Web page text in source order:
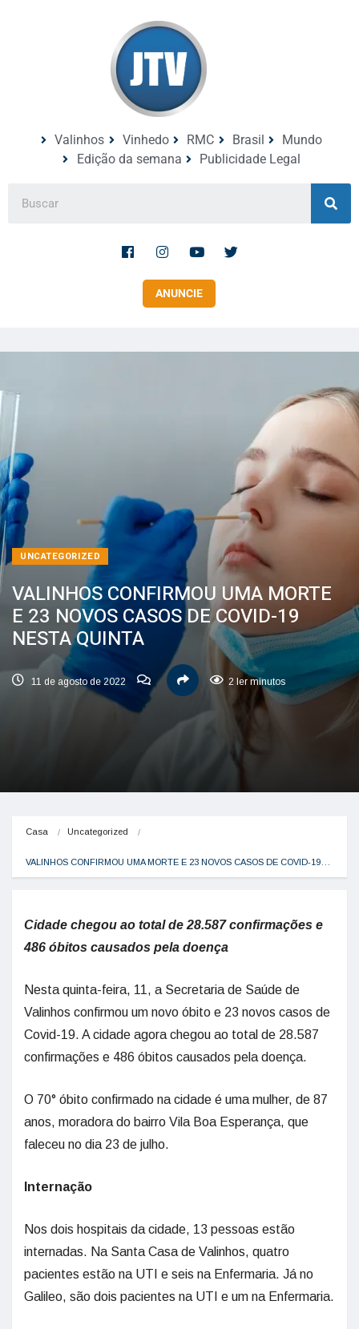
Valinhos Vinhedo RMC Brasil
Mundo
Edição da semana
Publicidade Legal
ANUNCIE
UNCATEGORIZED
VALINHOS CONFIRMOU UMA MORTE
E 23 NOVOS CASOS DE COVID-19
NESTA QUINTA
11 de agosto de 2022 2 ler minutos
Casa Uncategorized
VALINHOS CONFIRMOU UMA MORTE E 23 NOVOS CASOS DE COVID-19…
Cidade chegou ao total de 28.587 confirmações e
486 óbitos causados pela doença
Nesta quinta-feira, 11, a Secretaria de Saúde de
Valinhos confirmou um novo óbito e 23 novos casos de
Covid-19. A cidade agora chegou ao total de 28.587
confirmações e 486 óbitos causados pela doença.
O 70° óbito confirmado na cidade é uma mulher, de 87
anos, moradora do bairro Vila Boa Esperança, que
faleceu no dia 23 de julho.
Internação
Nos dois hospitais da cidade, 13 pessoas estão
internadas. Na Santa Casa de Valinhos, quatro
pacientes estão na UTI e seis na Enfermaria. Já no
Galileo, são dois pacientes na UTI e um na Enfermaria.